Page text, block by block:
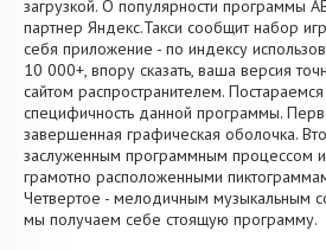
загрузкой. О популярности программы
партнер Яндекс.Такси сообщит набор
себя приложение - по индексу
10 000+, впору сказать, ваша версия
сайтом распространителем.
специфичность данной программы.
завершенная графическая оболочка.
заслуженным программным процессом и
грамотно расположенными
Четвертое - мелодичным музыкальным
мы получаем себе стоящую программу.